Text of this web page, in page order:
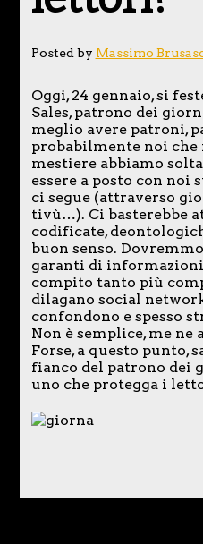
Posted by Massimo
Oggi, 24 gennaio, si
Sales, patrono dei
meglio avere patroni,
probabilmente noi che
mestiere abbiamo
essere a posto con noi
ci segue (attraverso
tivù…). Ci basterebbe
codificate,
buon senso.
garanti di
compito tanto più
dilagano social
confondono e spesso
Non è semplice, me ne
Forse, a questo punto,
fianco del patrono dei
uno che protegga i